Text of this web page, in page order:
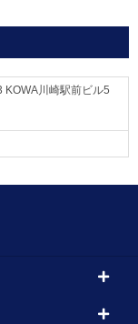
KOWA川崎駅前ビル5